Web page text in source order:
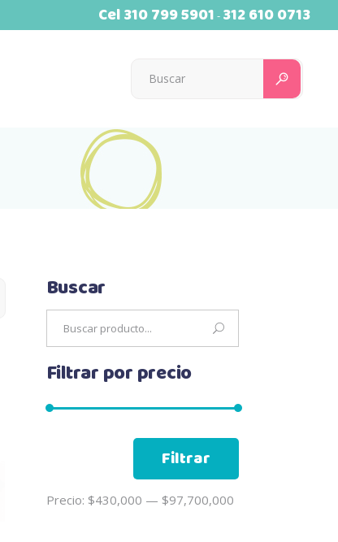
Cel310 799 5901 - 312 610 0713
Buscar
Filtrar por precio
Filtrar
Precio: $430,000 — $97,700,000